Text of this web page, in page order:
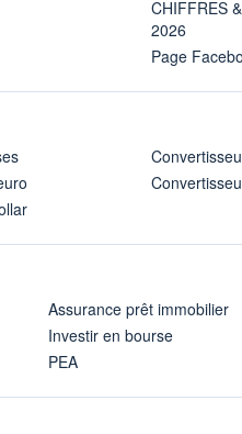
CHIFFRES
2026
Page
Assurance prêt immobilier
Investir en bourse
PEA